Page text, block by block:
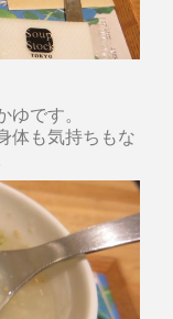
です。
体も気持ちもな